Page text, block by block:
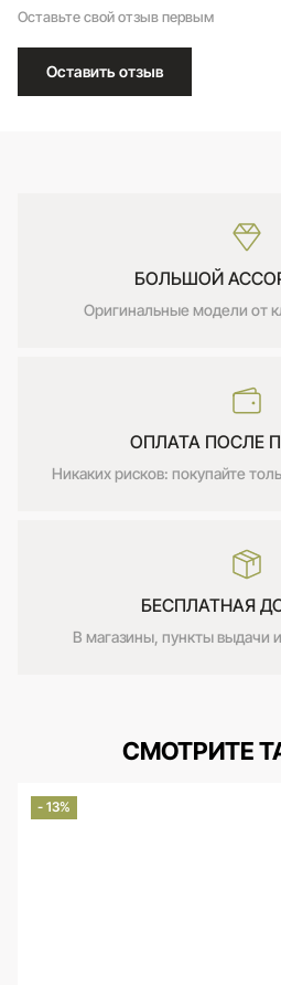
Оставьте свой отзыв первым
Оставить отзыв
БОЛЬШОЙ
Оригинальные модели от
ОПЛАТА ПОСЛЕ
Никаких рисков: покупайте
БЕСПЛАТНАЯ
В магазины, пункты выдачи
СМОТРИТЕ
- 13%